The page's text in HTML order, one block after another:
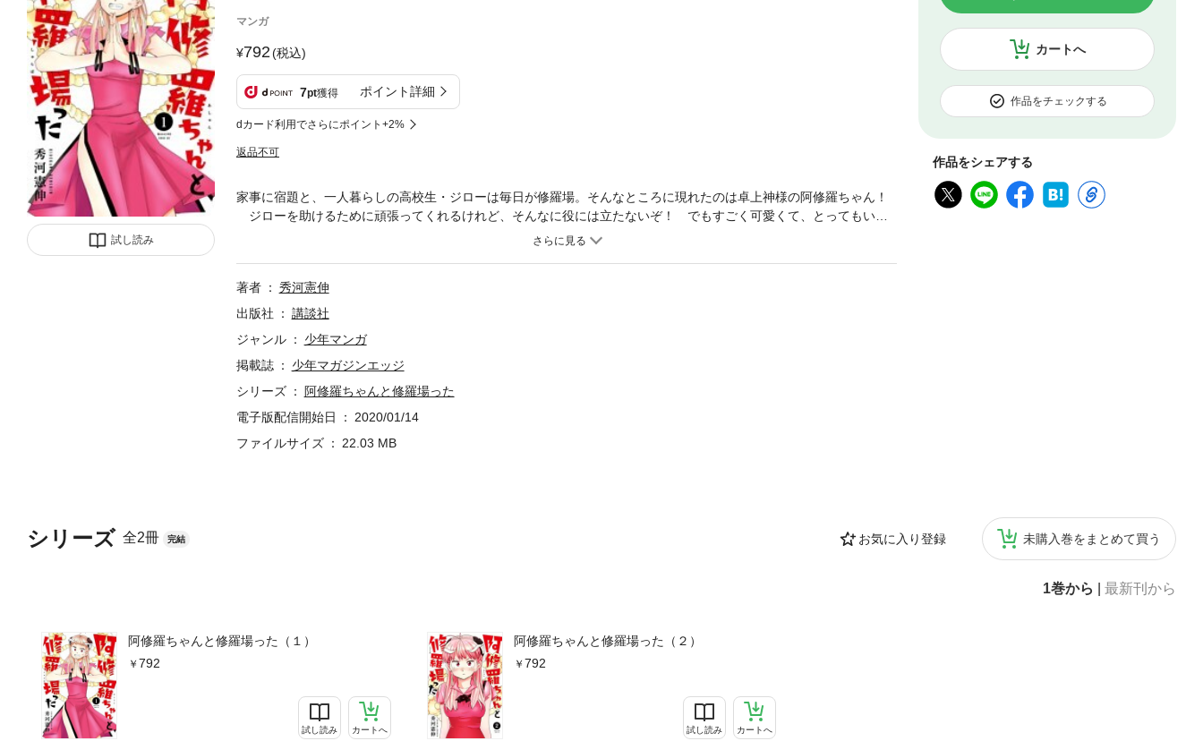
試し読み
マンガ
792(税込)
7pt獲得 ポイント詳細
dカード利用でさらにポイント+2%
返品不可
カートへ
作品をチェックする
作品をシェアする
シリーズ 全2冊 完結 お気に入り登録 未購入巻をまとめて買う
1巻から 最新刊から
阿修羅ちゃんと修羅場った（１）
792
試し読み カートへ
阿修羅ちゃんと修羅場った（２）
792
試し読み カートへ
家事に宿題と、一人暮らしの高校生・ジローは毎日が修羅場。そんなところに現れたのは卓上神様の阿修羅ちゃん！
ジローを助けるために頑張ってくれるけれど、そんなに役には立たないぞ！ でもすごく可愛くて、とってもいい
子。そんな阿修羅ちゃんとのドタバタな毎日が楽しい、ポンコツ神様コメディー！！
著者
秀河憲伸
出版社
講談社
ジャンル
少年マンガ
掲載誌
少年マガジンエッジ
シリーズ
阿修羅ちゃんと修羅場った
電子版配信開始日
2020/01/14
ファイルサイズ
22.03 MB